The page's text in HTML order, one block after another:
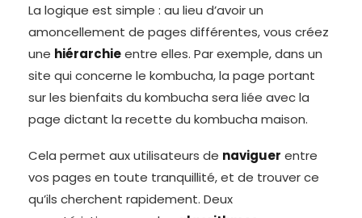
La logique est simple : au lieu d’avoir un
amoncellement de pages différentes, vous créez
une hiérarchieentre elles. Par exemple, dans un
site qui concerne le kombucha, la page portant
sur les bienfaits du kombucha sera liée avec la
page dictant la recette du kombucha maison.
Cela permet aux utilisateurs de naviguer entre
vos pages en toute tranquillité, et de trouver ce
qu’ils cherchent rapidement. Deux